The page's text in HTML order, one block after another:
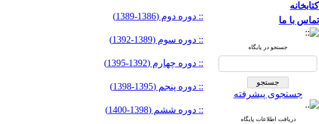
کتابخانه
تماس با ما
جستجو در پایگاه
جستجوی پیشرفته
دریافت اطلاعات پایگاه
:: دوره دوم (1386-1389)
:: دوره سوم (1389-1392)
:: دوره چهارم (1392-1395)
:: دوره پنجم (1395-1398)
:: دوره ششم (1398-1400)